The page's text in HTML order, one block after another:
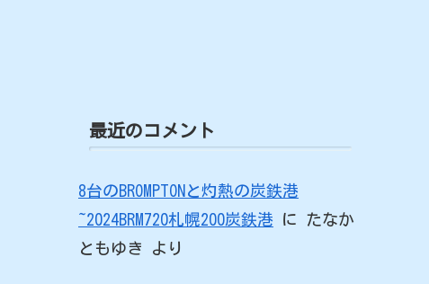
最近のコメント
8台のBROMPTONと灼熱の炭鉄港
~2024BRM720札幌200炭鉄港 に たなか
ともゆき
より